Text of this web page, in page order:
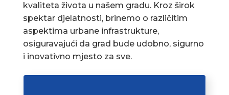
kvaliteta života u našem gradu. Kroz širok
spektar djelatnosti, brinemo o različitim
aspektima urbane infrastrukture,
osiguravajući da grad bude udobno, sigurno
i inovativno mjesto za sve.